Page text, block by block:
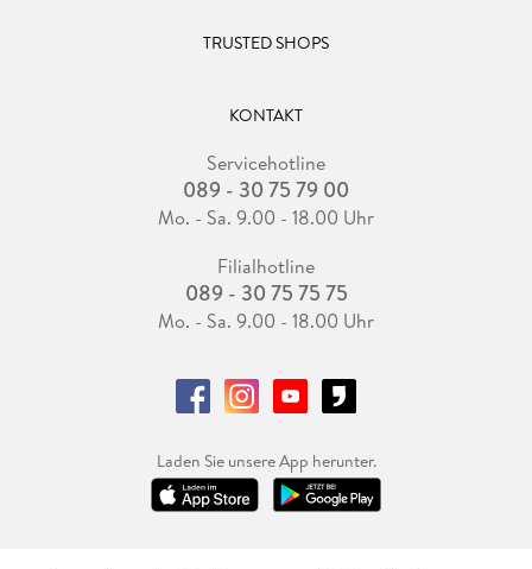
TRUSTED SHOPS
KONTAKT
Servicehotline
089 - 30 75 79 00
Mo. - Sa. 9.00 - 18.00 Uhr
Filialhotline
089 - 30 75 75 75
Mo. - Sa. 9.00 - 18.00 Uhr
Laden Sie unsere App herunter.